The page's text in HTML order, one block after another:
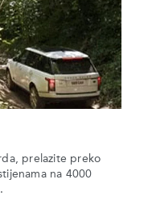
prelazite preko
na 4000